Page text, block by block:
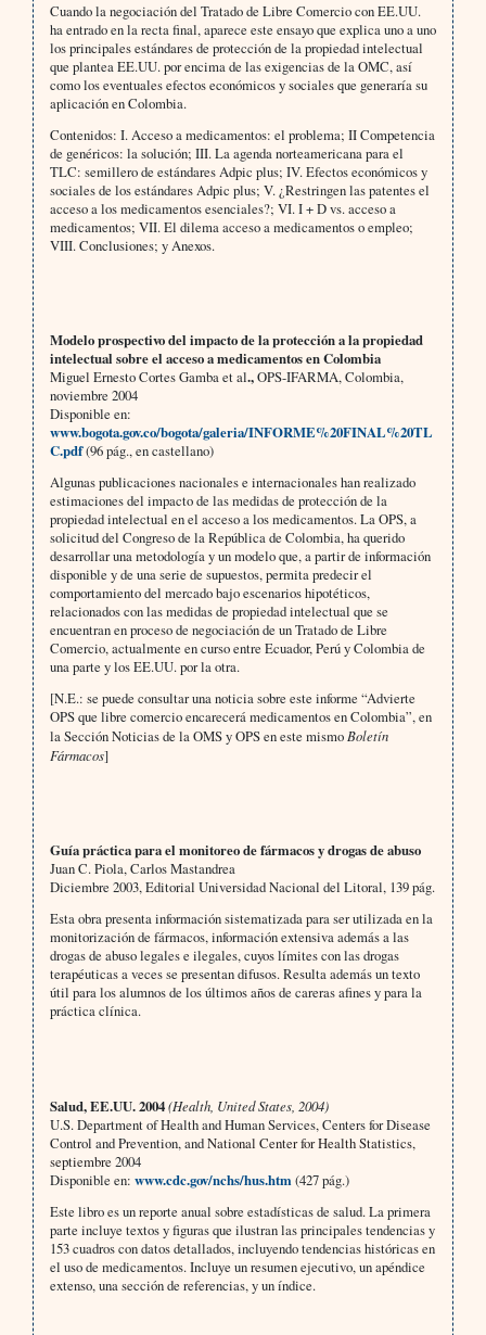
Cuando la negociación del Tratado de Libre Comercio con EE.UU.
ha entrado en la recta final, aparece este ensayo que explica uno a uno
los principales estándares de protección de la propiedad intelectual
que plantea EE.UU. por encima de las exigencias de la OMC, así
como los eventuales efectos económicos y sociales que generaría su
aplicación en Colombia.
Contenidos: I. Acceso a medicamentos: el problema; II Competencia
de genéricos: la solución; III. La agenda norteamericana para el
TLC: semillero de estándares Adpic plus; IV. Efectos económicos y
sociales de los estándares Adpic plus; V. ¿Restringen las patentes el
acceso a los medicamentos esenciales?; VI. I + D vs. acceso a
medicamentos; VII. El dilema acceso a medicamentos o empleo;
VIII. Conclusiones; y Anexos.
Modelo prospectivo del impacto de la protección a la propiedad
intelectual sobre el acceso a medicamentos en Colombia
Miguel Ernesto Cortes Gamba et al.,OPS-IFARMA, Colombia,
noviembre 2004
Disponible en:
www.bogota.gov.co/bogota/galeria/INFORME%20FINAL%20TL
C.pdf(96 pág., en castellano)
Algunas publicaciones nacionales e internacionales han realizado
estimaciones del impacto de las medidas de protección de la
propiedad intelectual en el acceso a los medicamentos. La OPS, a
solicitud del Congreso de la República de Colombia, ha querido
desarrollar una metodología y un modelo que, a partir de información
disponible y de una serie de supuestos, permita predecir el
comportamiento del mercado bajo escenarios hipotéticos,
relacionados con las medidas de propiedad intelectual que se
encuentran en proceso de negociación de un Tratado de Libre
Comercio, actualmente en curso entre Ecuador, Perú y Colombia de
una parte y los EE.UU. por la otra.
[N.E.: se puede consultar una noticia sobre este informe “Advierte
OPS que libre comercio encarecerá medicamentos en Colombia”, en
la Sección Noticias de la OMS y OPS en este mismo Boletín
Fármacos]
Guía práctica para el monitoreo de fármacos y drogas de abuso
Juan C. Piola, Carlos Mastandrea
Diciembre 2003, Editorial Universidad Nacional del Litoral, 139 pág.
Esta obra presenta información sistematizada para ser utilizada en la
monitorización de fármacos, información extensiva además a las
drogas de abuso legales e ilegales, cuyos límites con las drogas
terapéuticas a veces se presentan difusos. Resulta además un texto
útil para los alumnos de los últimos años de careras afines y para la
práctica clínica.
Salud, EE.UU. 2004(Health, United States, 2004)
U.S. Department of Health and Human Services, Centers for Disease
Control and Prevention, andNational Center for Health Statistics,
septiembre 2004
Disponible en: www.cdc.gov/nchs/hus.htm(427 pág.)
Este libro es un reporte anual sobre estadísticas de salud. La primera
parte incluye textos y figuras que ilustran las principales tendencias y
153 cuadros con datos detallados, incluyendo tendencias históricas en
el uso de medicamentos. Incluye un resumen ejecutivo, un apéndice
extenso, una sección de referencias, y un índice.